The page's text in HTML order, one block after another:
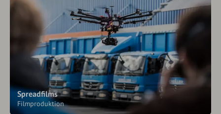
Spreadfilms
Filmproduktion